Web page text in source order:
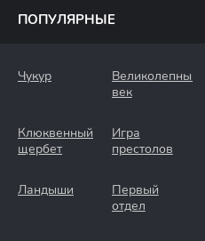
ПОПУЛЯРНЫЕ
Чукур
Великолепный
век
Клюквенный
щербет
Игра
престолов
Ландыши
Первый
отдел